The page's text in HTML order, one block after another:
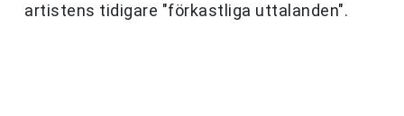
artistens tidigare "förkastliga uttalanden".